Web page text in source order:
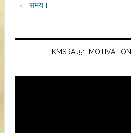
समय।
KMSRAJ51: